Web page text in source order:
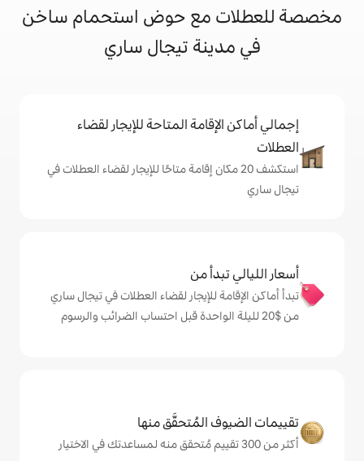
مع حوض استحمام ساخن
تيجال ساري
المتاحة للإيجار لقضاء
20 مكان إقامة متاحًا للإيجار لقضاء العطلات في
للإيجار لقضاء العطلات في تيجال ساري
المُتحقَّق منها